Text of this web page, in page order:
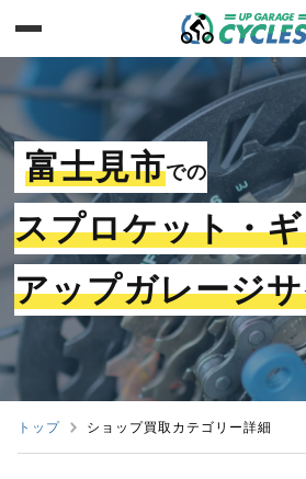
富士見市での
スプロケット・
アップガレージ
トップ ショップ買取カテゴリー詳細